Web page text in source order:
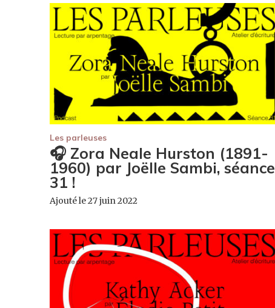
Les parleuses
🎧 Zora Neale Hurston (1891-
1960) par Joëlle Sambi, séance
31 !
Ajouté le 27 juin 2022